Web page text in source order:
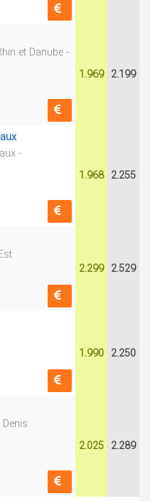
et Danube -
1.969 2.199
-
1.968 2.255
2.299 2.529
1.990 2.250
2.025 2.289